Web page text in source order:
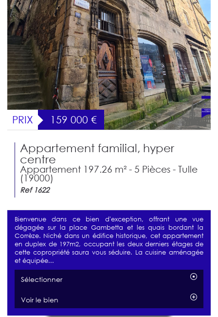
PRIX 159 000 €
Appartement familial, hyper
centre
Appartement 197.26 m² - 5 Pièces - Tulle
(19000)
Ref 1622
Bienvenue dans ce bien d'exception, offrant une vue
dégagée sur la place Gambetta et les quais bordant la
Corrèze. Niché dans un édifice historique, cet appartement
en duplex de 197m2, occupant les deux derniers étages de
cette copropriété saura vous séduire. La cuisine aménagée
et équipée...
Sélectionner
Voir le bien